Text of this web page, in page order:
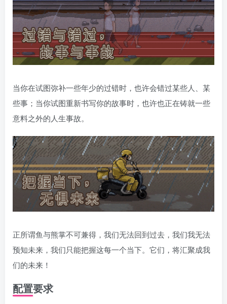
当你在试图弥补一些年少的过错时，也许会错过某些人、某
些事；当你试图重新书写你的故事时，也许也正在铸就一些
意料之外的人生事故。
正所谓鱼与熊掌不可兼得，我们无法回到过去，我们我无法
预知未来，我们只能把握这每一个当下。它们，将汇聚成我
们的未来！
配置要求